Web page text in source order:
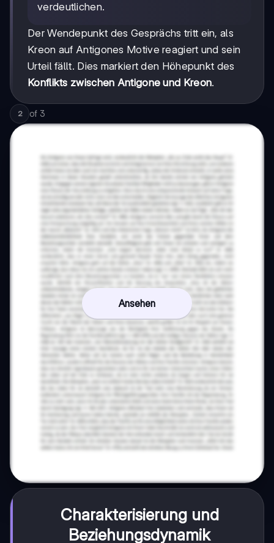
verdeutlichen.
Der Wendepunkt des Gesprächs tritt ein, als
Kreon auf Antigones Motive reagiert und sein
Urteil fällt. Dies markiert den Höhepunkt des
Konflikts zwischen Antigone und Kreon.
2 of 3
Ansehen
Charakterisierung und
Beziehungsdynamik